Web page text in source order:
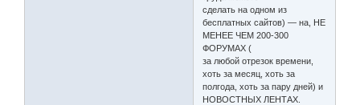
сделать на одном из
бесплатных сайтов) — на, НЕ
МЕНЕЕ ЧЕМ 200-300
ФОРУМАХ (
за любой отрезок времени,
хоть за месяц, хоть за
полгода, хоть за пару дней) и
НОВОСТНЫХ ЛЕНТАХ.